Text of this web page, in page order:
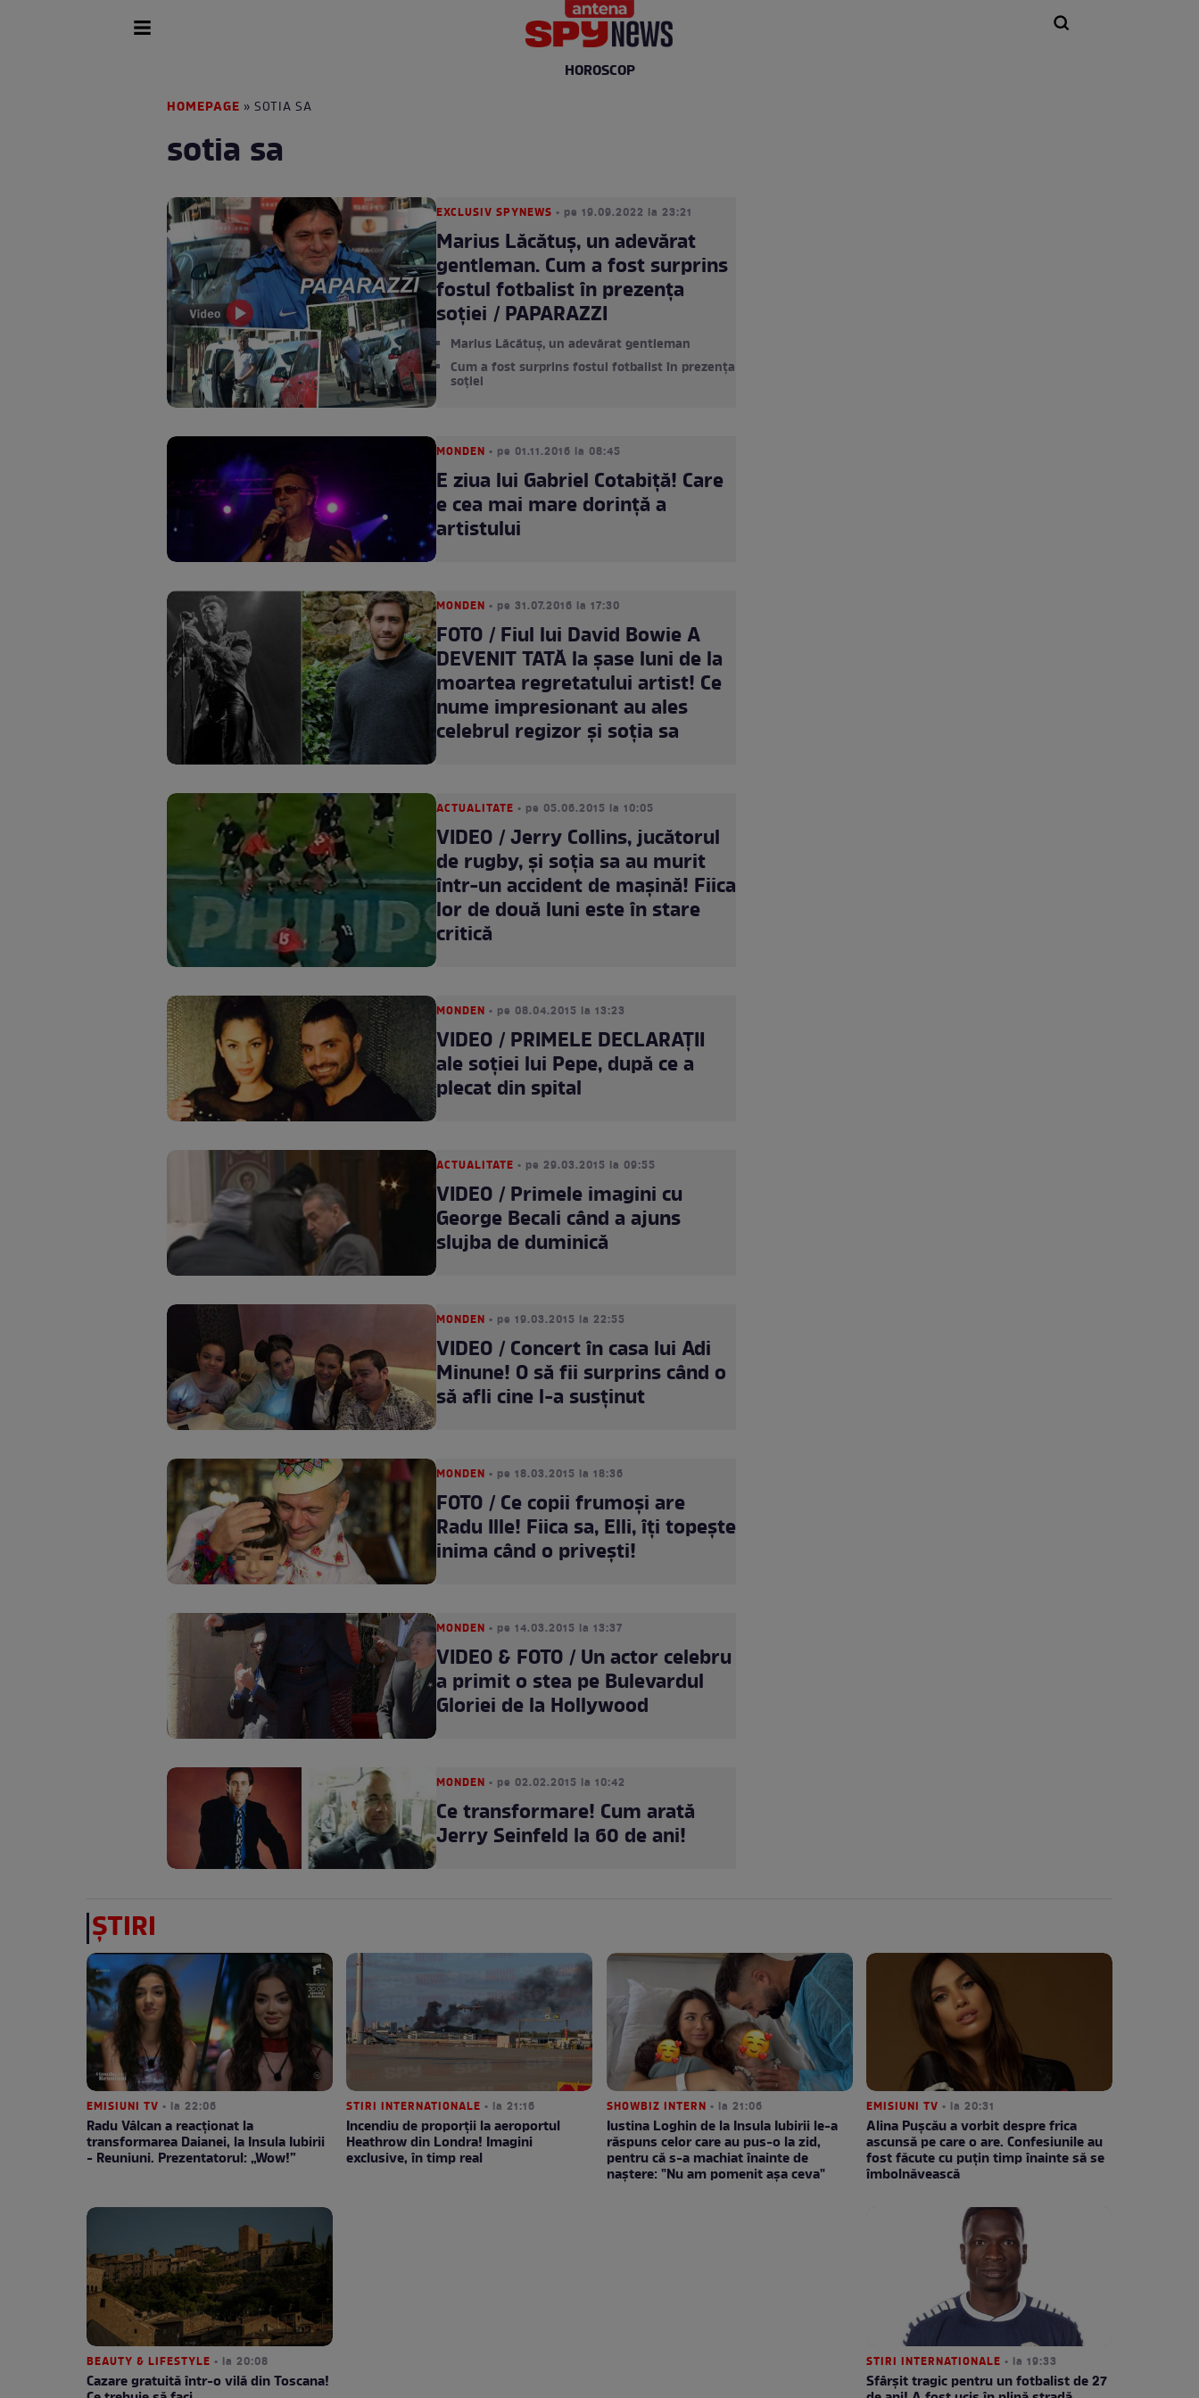
HOROSCOP
HOMEPAGE » SOTIA SA
sotia sa
EXCLUSIV SPYNEWS • pe 19.09.2022 la 23:21
Marius Lăcătuș, un adevărat
gentleman. Cum a fost surprins
fostul fotbalist în prezența
soției / PAPARAZZI
Marius Lăcătuș, un adevărat gentleman
Cum a fost surprins fostul fotbalist în prezența
soției
MONDEN • pe 01.11.2016 la 08:45
E ziua lui Gabriel Cotabiţă! Care
e cea mai mare dorinţă a
artistului
MONDEN • pe 31.07.2016 la 17:30
FOTO / Fiul lui David Bowie A
DEVENIT TATĂ la şase luni de la
moartea regretatului artist! Ce
nume impresionant au ales
celebrul regizor şi soţia sa
ACTUALITATE • pe 05.06.2015 la 10:05
VIDEO / Jerry Collins, jucătorul
de rugby, şi soţia sa au murit
într-un accident de maşină! Fiica
lor de două luni este în stare
critică
MONDEN • pe 08.04.2015 la 13:23
VIDEO / PRIMELE DECLARAŢII
ale soţiei lui Pepe, după ce a
plecat din spital
ACTUALITATE • pe 29.03.2015 la 09:55
VIDEO / Primele imagini cu
George Becali când a ajuns
slujba de duminică
MONDEN • pe 19.03.2015 la 22:55
VIDEO / Concert în casa lui Adi
Minune! O să fii surprins când o
să afli cine l-a susţinut
MONDEN • pe 18.03.2015 la 18:36
FOTO / Ce copii frumoşi are
Radu Ille! Fiica sa, Elli, îţi topeşte
inima când o priveşti!
MONDEN • pe 14.03.2015 la 13:37
VIDEO & FOTO / Un actor celebru
a primit o stea pe Bulevardul
Gloriei de la Hollywood
MONDEN • pe 02.02.2015 la 10:42
Ce transformare! Cum arată
Jerry Seinfeld la 60 de ani!
ȘTIRI
EMISIUNI TV • la 22:06
Radu Vâlcan a reacționat la
transformarea Daianei, la Insula Iubirii
- Reuniuni. Prezentatorul: „Wow!”
STIRI INTERNATIONALE • la 21:16
Incendiu de proporții la aeroportul
Heathrow din Londra! Imagini
exclusive, în timp real
SHOWBIZ INTERN • la 21:06
Iustina Loghin de la Insula Iubirii le-a
răspuns celor care au pus-o la zid,
pentru că s-a machiat înainte de
naștere: "Nu am pomenit așa ceva"
EMISIUNI TV • la 20:31
Alina Pușcău a vorbit despre frica
ascunsă pe care o are. Confesiunile au
fost făcute cu puțin timp înainte să se
îmbolnăvească
BEAUTY & LIFESTYLE • la 20:08
Cazare gratuită într-o vilă din Toscana!
STIRI INTERNATIONALE • la 19:33
Sfârșit tragic pentru un fotbalist de 27